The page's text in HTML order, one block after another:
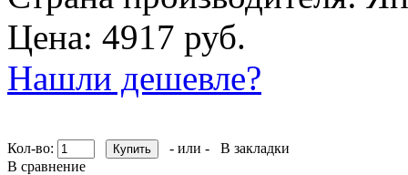
Цена: 4917 руб.
Нашли дешевле?
Кол-во: - или -
В закладки
В сравнение